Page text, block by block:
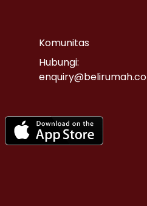
Komunitas
Hubungi:
enquiry@belirumah.co